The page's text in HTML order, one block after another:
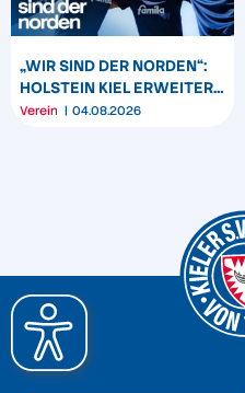
„WIR SIND DER NORDEN“:
HOLSTEIN KIEL ERWEITERT
SEIN MARKENBILD
Verein 04.08.2026